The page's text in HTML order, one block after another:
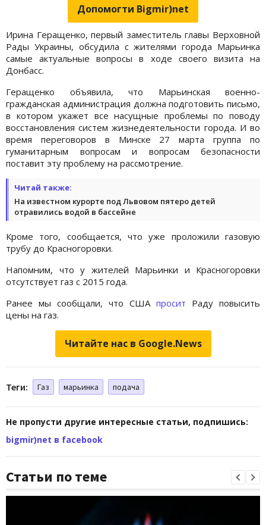
Допомогти Bigmir)net
Ирина Геращенко, первый заместитель главы Верховной
Рады Украины, обсудила с жителями города Марьинка
самые актуальные вопросы в ходе своего визита на
Донбасс.
Геращенко объявила, что Марьинская военно-
гражданская администрация должна подготовить письмо,
в котором укажет все насущные проблемы по поводу
восстановления систем жизнедеятельности города. И во
время переговоров в Минске 27 марта группа по
гуманитарным вопросам и вопросам безопасности
поставит эту проблему на рассмотрение.
Читай также:
На известном курорте под Львовом пятеро детей
отравились водой в бассейне
Кроме того, сообщается, что уже проложили газовую
трубу до Красногоровки.
Напомним, что у жителей Марьинки и Красногоровки
отсутствует газ с 2015 года.
Ранее мы сообщали, что США просит Раду повысить
цены на газ.
Читайте нас в Google.News
Теги: Газ марьинка подача
Не пропусти другие интересные статьи, подпишись:
bigmir)net в facebook
Статьи по теме